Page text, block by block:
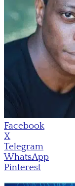
Facebook
X
Telegram
WhatsApp
Pinterest